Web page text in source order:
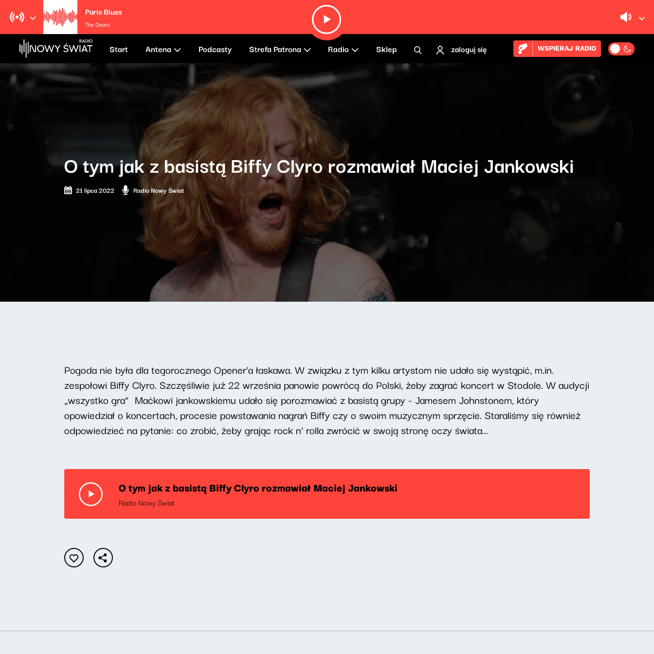
Paris Blues
The Doors
Start Antena Podcasty Strefa Patrona Radio Sklep zaloguj się WSPIERAJ RADIO
O tym jak z basistą Biffy Clyro rozmawiał Maciej Jankowski
21 lipca 2022 Radio Nowy Świat
Pogoda nie była dla tegorocznego Opener’a łaskawa. W związku z tym kilku artystom nie udało się wystąpić, m.in.
zespołowi Biffy Clyro. Szczęśliwie już 22 września panowie powrócą do Polski, żeby zagrać koncert w Stodole. W audycji
„wszystko gra” Maćkowi jankowskiemu udało się porozmawiać z basistą grupy - Jamesem Johnstonem, który
opowiedział o koncertach, procesie powstawania nagrań Biffy czy o swoim muzycznym sprzęcie. Staraliśmy się również
odpowiedzieć na pytanie: co zrobić, żeby grając rock n’ rolla zwrócić w swoją stronę oczy świata...
O tym jak z basistą Biffy Clyro rozmawiał Maciej Jankowski
Radio Nowy Świat